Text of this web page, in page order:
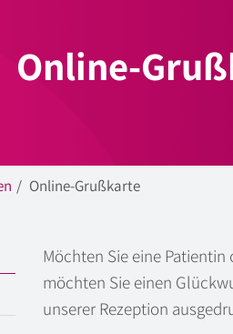
Online-
Online-Grußkarte
Möchten Sie eine
möchten Sie einen
unserer Rezeption